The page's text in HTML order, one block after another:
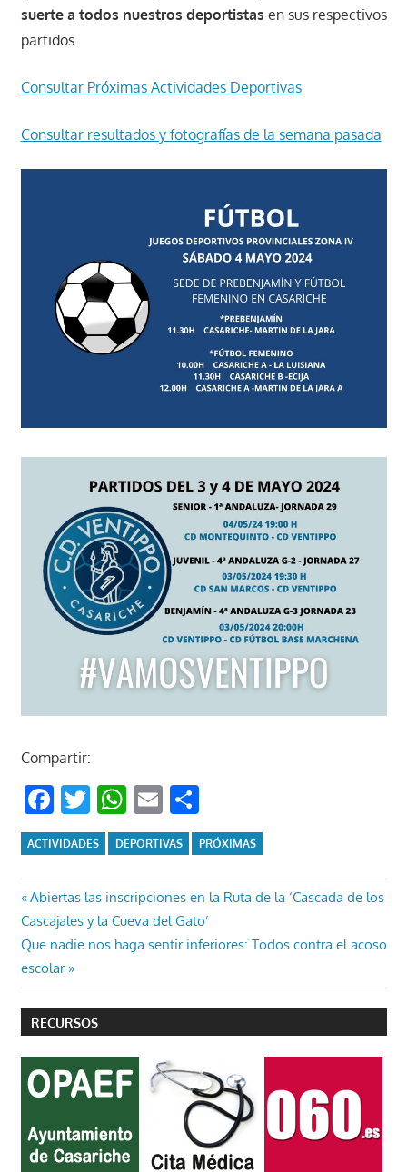
suerte a todos nuestros deportistas en sus respectivos
partidos.
Consultar Próximas Actividades Deportivas
Consultar resultados y fotografías de la semana pasada
Compartir:
Facebook
Twitter
WhatsApp
EmailCompartir
ACTIVIDADES DEPORTIVAS PRÓXIMAS
Navegación
de
entradas
Entrada
anterior:
Abiertas las inscripciones en la Ruta de la ‘Cascada de los
Cascajales y la Cueva del Gato’
Entrada
siguiente:
Que nadie nos haga sentir inferiores: Todos contra el acoso
escolar
RECURSOS